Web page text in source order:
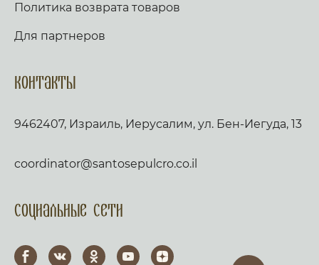
Политика возврата товаров
Для партнеров
Контакты
9462407, Израиль, Иерусалим, ул. Бен-Иегуда, 13
coordinator@santosepulcro.co.il
Социальные сети